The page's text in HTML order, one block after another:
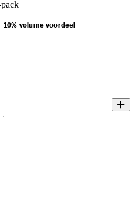
10% volume voordeel